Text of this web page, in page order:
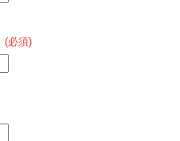
(必須)